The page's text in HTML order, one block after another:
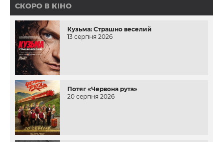
СКОРО В КІНО
Кузьма: Страшно веселий
13 серпня 2026
Потяг «Червона рута»
20 серпня 2026